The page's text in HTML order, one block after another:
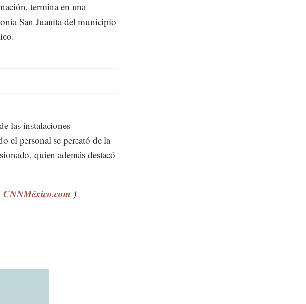
termina en una
San Juanita del municipio
las instalaciones
el personal se percató de la
quien además destacó
CNNMéxico.com )